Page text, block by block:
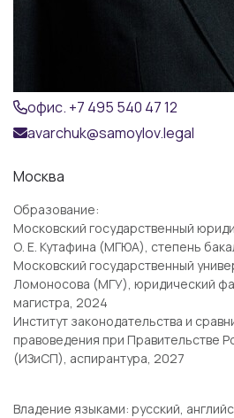
офис. +7 495 540 47 12
avarchuk@samoylov.legal
Москва
Образование:
Московский государственный
О. Е. Кутафина (МГЮА), степень
Московский государственный
Ломоносова (МГУ), юридический
магистра, 2024
Институт законодательства и
правоведения при Правительстве
(ИЗиСП), аспирантура, 2027
Владение языками: русский,